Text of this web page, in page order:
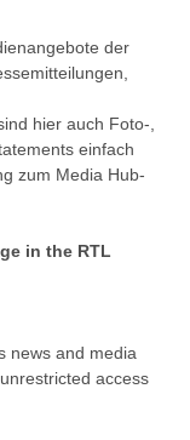
der
hier auch Foto-,
einfach
zum Media Hub-
in the RTL
news and media
access